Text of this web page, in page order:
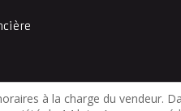
à la charge du vendeur.